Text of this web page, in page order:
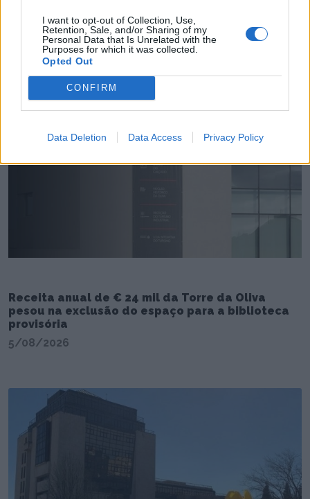
I want to opt-out of Collection, Use,
Retention, Sale, and/or Sharing of my
Personal Data that Is Unrelated with the
Purposes for which it was collected.
Opted Out
CONFIRM
Data Deletion Data Access Privacy Policy
Receita anual de € 24 mil da Torre da Oliva
pesou na exclusão do espaço para a biblioteca
provisória
5/08/2026